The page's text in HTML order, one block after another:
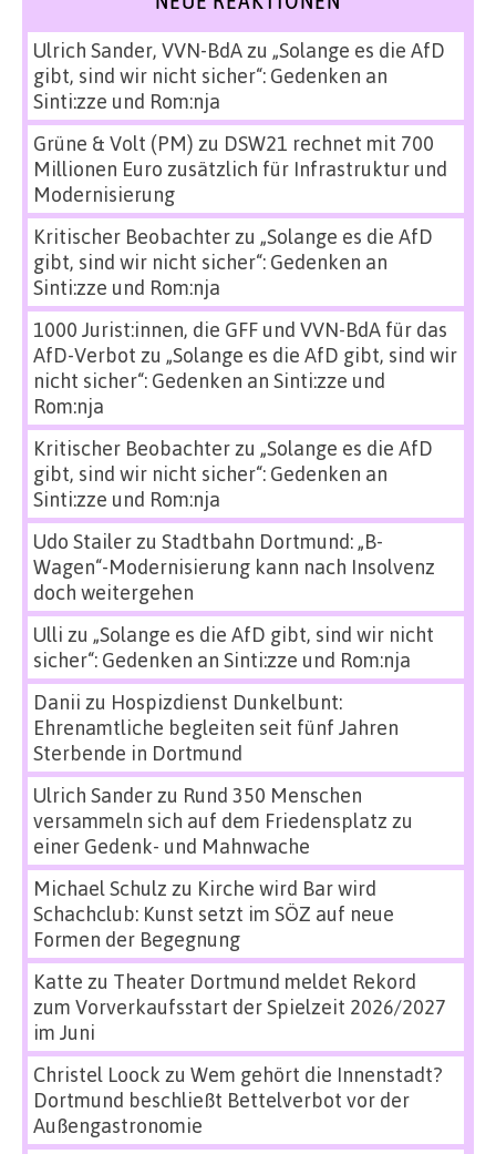
Ulrich Sander, VVN-BdAzu „Solange es die AfD
gibt, sind wir nicht sicher“: Gedenken an
Sinti:zze und Rom:nja
Grüne & Volt (PM) zu DSW21 rechnet mit 700
Millionen Euro zusätzlich für Infrastruktur und
Modernisierung
Kritischer Beobachterzu „Solange es die AfD
gibt, sind wir nicht sicher“: Gedenken an
Sinti:zze und Rom:nja
1000 Jurist:innen, die GFF und VVN-BdA für das
AfD-Verbot zu „Solange es die AfD gibt, sind wir
nicht sicher“: Gedenken an Sinti:zze und
Rom:nja
Kritischer Beobachterzu „Solange es die AfD
gibt, sind wir nicht sicher“: Gedenken an
Sinti:zze und Rom:nja
Udo Stailerzu Stadtbahn Dortmund: „B-
Wagen“-Modernisierung kann nach Insolvenz
doch weitergehen
Ulli zu „Solange es die AfD gibt, sind wir nicht
sicher“: Gedenken an Sinti:zze und Rom:nja
Danii zu Hospizdienst Dunkelbunt:
Ehrenamtliche begleiten seit fünf Jahren
Sterbende in Dortmund
Ulrich Sanderzu Rund 350 Menschen
versammeln sich auf dem Friedensplatz zu
einer Gedenk- und Mahnwache
Michael Schulz zu Kirche wird Bar wird
Schachclub: Kunst setzt im SÖZ auf neue
Formen der Begegnung
Katte zu Theater Dortmund meldet Rekord
zum Vorverkaufsstart der Spielzeit 2026/2027
im Juni
Christel Loock zu Wem gehört die Innenstadt?
Dortmund beschließt Bettelverbot vor der
Außengastronomie